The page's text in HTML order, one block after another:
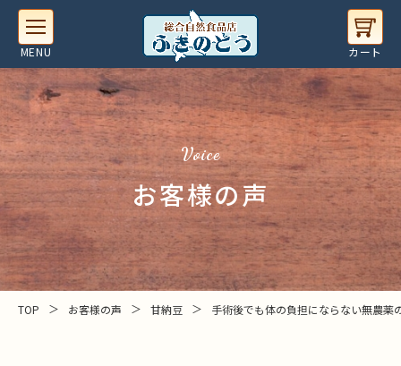
Voice
お客様の声
TOP ＞ お客様の声 ＞ 甘納豆 ＞ 手術後でも体の負担にならない無農薬